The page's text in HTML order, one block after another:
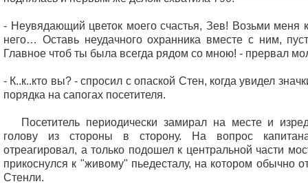
- Неувядающий цветок моего счастья, Зев! Возьми меня
него… Оставь неудачного охранника вместе с ним,
Главное чтоб ты была всегда рядом со мною! - прервал
- К..к..кто вы? - спросил с опаской Стен, когда увидел
порядка на сапогах посетителя.
Посетитель периодически замирал на месте и
голову из стороны в сторону. На вопрос
отреагировал, а только подошел к центральной части
прикоснулся к "живому" пьедесталу, на котором обычно
Стенли.